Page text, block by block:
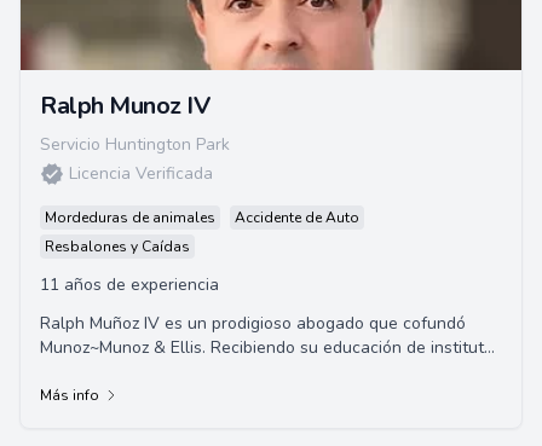
Ralph Munoz IV
Servicio Huntington Park
Licencia Verificada
Mordeduras de animales
Accidente de Auto
Resbalones y Caídas
11 años de experiencia
Ralph Muñoz IV es un prodigioso abogado que cofundó
Munoz~Munoz & Ellis. Recibiendo su educación de institutos
Más info